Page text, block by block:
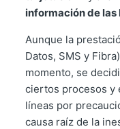
información de las
Aunque la
Datos, SMS y
momento, se
ciertos procesos y
líneas por
causa raíz de la